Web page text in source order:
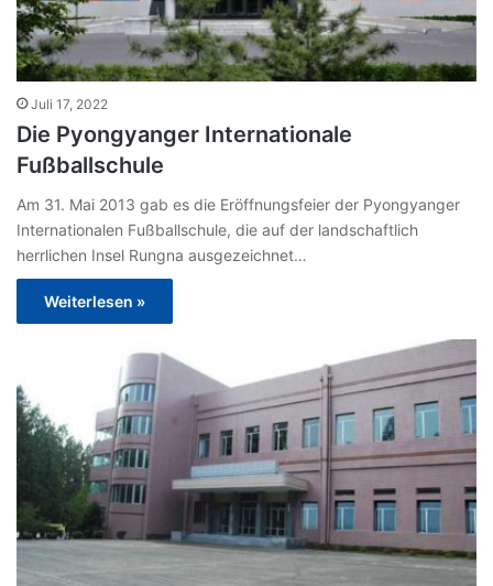
Juli 17, 2022
Die Pyongyanger Internationale
Fußballschule
Am 31. Mai 2013 gab es die Eröffnungsfeier der Pyongyanger
Internationalen Fußballschule, die auf der landschaftlich
herrlichen Insel Rungna ausgezeichnet…
Weiterlesen »